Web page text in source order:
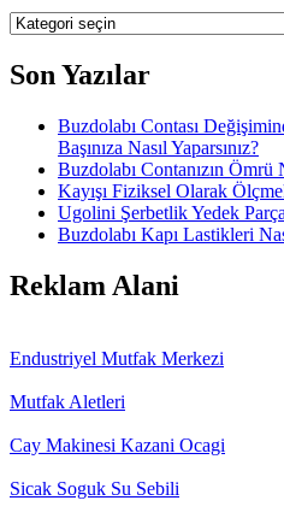
Kategoriler
Son Yazılar
Buzdolabı Contası
Başınıza Nasıl Yaparsınız?
Buzdolabı Contanızın Ömrü
Kayışı Fiziksel Olarak
Ugolini Şerbetlik Yedek
Buzdolabı Kapı Lastikleri
Reklam Alani
Endustriyel Mutfak Merkezi
Mutfak Aletleri
Cay Makinesi Kazani Ocagi
Sicak Soguk Su Sebili